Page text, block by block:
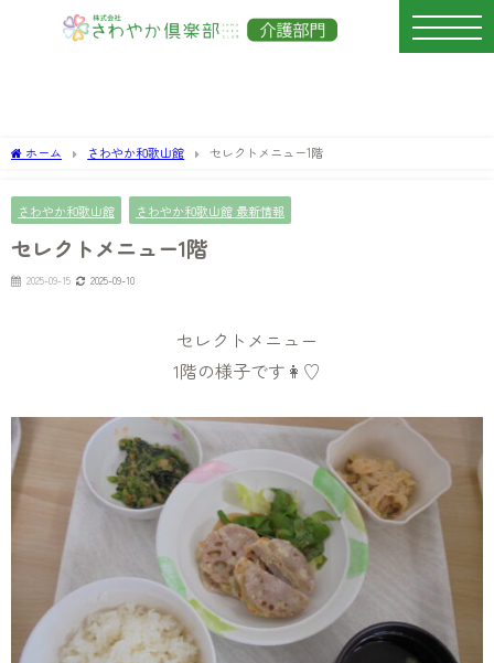
ホーム さわやか和歌山館 セレクトメニュー1階
さわやか和歌山館 さわやか和歌山館 最新情報
セレクトメニュー1階
2025-09-15 2025-09-10
セレクトメニュー
1階の様子です👩♡